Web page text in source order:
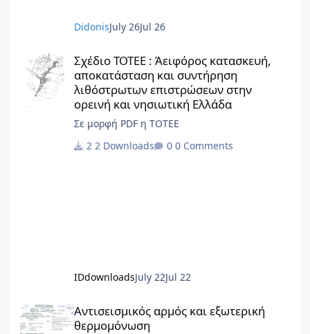
ar.nl www.st-ar.nl
DidonisJuly 26Jul 26
Σχέδιο ΤΟΤΕΕ : Άειφόρος κατασκευή, αποκατάσταση και
Σχέδιο ΤΟΤΕΕ : Άειφόρος κατασκευή,
αποκατάσταση και συντήρηση
λιθόστρωτων επιστρώσεων στην
ορεινή και νησιωτική Ελλάδα
Σε μορφή PDF η ΤΟΤΕΕ
2 Downloads
0 Comments
IDdownloadsJuly 22Jul 22
Αντισεισμικός αρμός και εξωτερική
θερμομόνωση